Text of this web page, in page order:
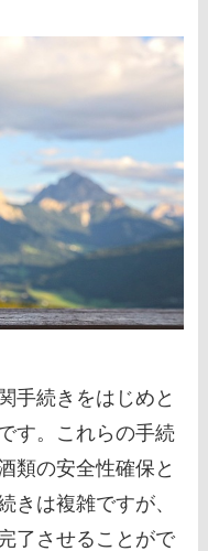
手続きをはじめと
す。これらの手続
類の安全性確保と
きは複雑ですが、
了させることがで